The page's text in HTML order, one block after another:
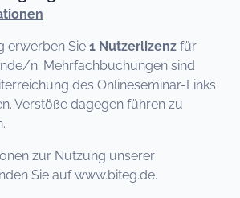
erwerben Sie 1 Nutzerlizenz für
n. Mehrfachbuchungen sind
des Onlineseminar-Links
Verstöße dagegen führen zu
zur Nutzung unserer
Sie auf www.biteg.de.